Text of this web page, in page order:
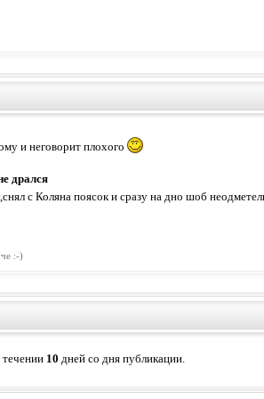
и неговорит плохого
дрался
с Коляна поясок и сразу на дно шоб
:-)
течении 10 дней со дня публикации.